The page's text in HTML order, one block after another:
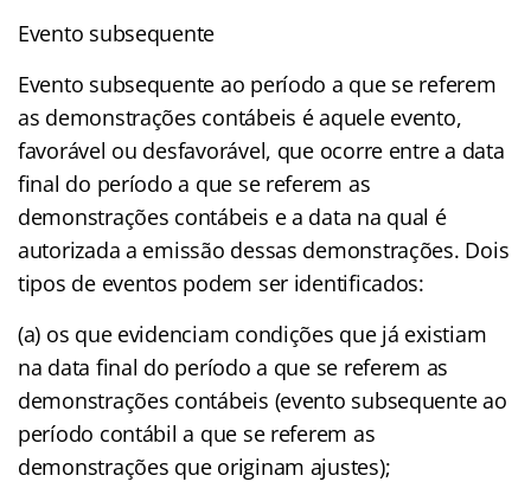
Evento subsequente
Evento subsequente ao período a que se referem
as demonstrações contábeis é aquele evento,
favorável ou desfavorável, que ocorre entre a data
final do período a que se referem as
demonstrações contábeis e a data na qual é
autorizada a emissão dessas demonstrações. Dois
tipos de eventos podem ser identificados:
(a) os que evidenciam condições que já existiam
na data final do período a que se referem as
demonstrações contábeis (evento subsequente ao
período contábil a que se referem as
demonstrações que originam ajustes);